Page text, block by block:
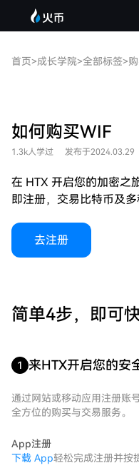
首页>成长学院>全部标签>
如何购买WIF
1.3k人学过 发布于2024.03.29
在 HTX 开启您的加密之
即注册，交易比特币及多
去注册
简单4步，即可
1 来HTX开启您的安
通过网站或移动应用注册账
全方位的购买与交易服务。
App注册
下载 App轻松完成注册并按